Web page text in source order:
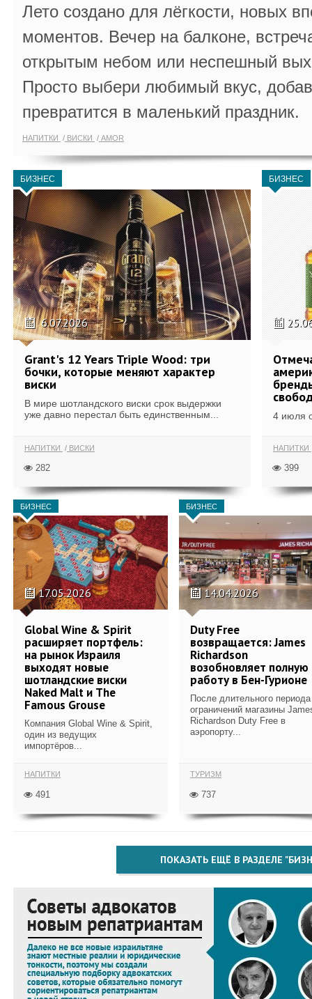
Лето создано для лёгкости, новых
моментов. Вечер на балконе,
открытым небом или неспешный
Просто выбери любимый вкус,
превратится в маленький праздник.
НАПИТКИ ВИСКИ AMOR
БИЗНЕС
6.07.2026
Grant's 12 Years Triple Wood: три
бочки, которые меняют характер
виски
В мире шотландского виски срок выдержки
уже давно перестал быть единственным...
НАПИТКИ ВИСКИ
282
БИЗНЕС
4 июля
НАПИТКИ
399
БИЗНЕС
17.05.2026
Global Wine & Spirit
расширяет портфель:
на рынок Израиля
выходят новые
шотландские виски
Naked Malt и The
Famous Grouse
Компания Global Wine & Spirit,
один из ведущих
импортёров...
НАПИТКИ
491
БИЗНЕС
14.04.2026
Duty Free
возвращается: James
Richardson
возобновляет полную
работу в Бен-Гурионе
После длительного периода
ограничений магазины
Richardson Duty Free в
аэропорту...
ТУРИЗМ
737
ПОКАЗАТЬ ЕЩЁ В РАЗДЕЛЕ